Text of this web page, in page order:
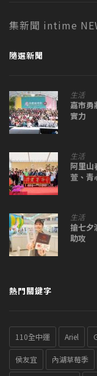
集新聞 intime
隨選新聞
生活
嘉市
實力
生活
阿里
萱、青
生活
搶七夕
助攻
熱門關鍵字
110全中運 Ariel
侯友宜 內湖草莓季